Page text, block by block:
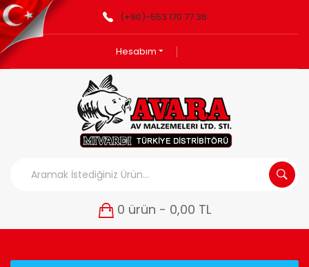
(+90)-553 170 77 36
Hesabım
0 ürün - 0,00 TL